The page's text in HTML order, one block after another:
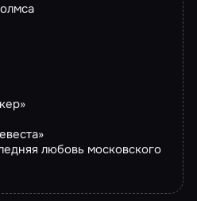
любовь московского